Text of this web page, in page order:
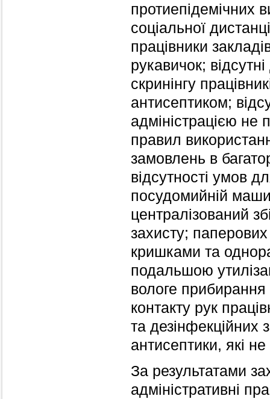
протиепідемічних
соціальної
працівники
рукавичок;
скринінгу
антисептиком;
адміністрацією не
правил
замовлень в
відсутності умов
посудомийній
централізований
захисту;
кришками та
подальшою
вологе
контакту рук
та дезінфекційних
антисептики, які
За результатами
адміністративні